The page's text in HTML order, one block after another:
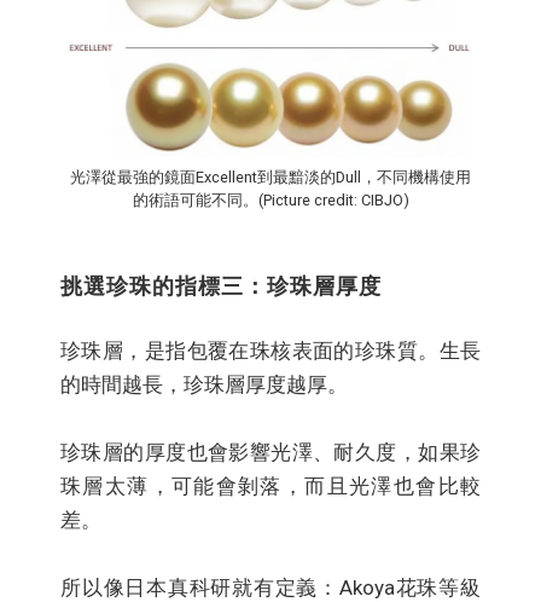
光澤從最強的鏡面Excellent到最黯淡的Dull，不同機構使用
的術語可能不同。(Picture credit: CIBJO)
挑選珍珠的指標三：珍珠層厚度
珍珠層，是指包覆在珠核表面的珍珠質。生長
的時間越長，珍珠層厚度越厚。
珍珠層的厚度也會影響光澤、耐久度，如果珍
珠層太薄，可能會剝落，而且光澤也會比較
差。
所以像日本真科研就有定義：Akoya花珠等級